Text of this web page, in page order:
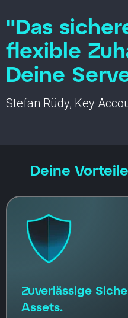
"Das
flexible
Deine
Stefan Rüdy, Key
Deine
Zuverlässige
Assets.